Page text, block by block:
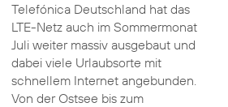
Telefónica Deutschland hat das
LTE-Netz auch im Sommermonat
Juli weiter massiv ausgebaut und
dabei viele Urlaubsorte mit
schnellem Internet angebunden.
Von der Ostsee bis zum